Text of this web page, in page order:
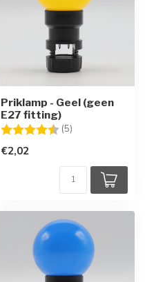
Priklamp - Geel (geen
E27 fitting)
Beoordeling: (5)
€2,02